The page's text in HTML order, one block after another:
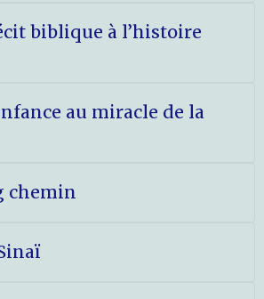
biblique à l’histoire
au miracle de la
chemin